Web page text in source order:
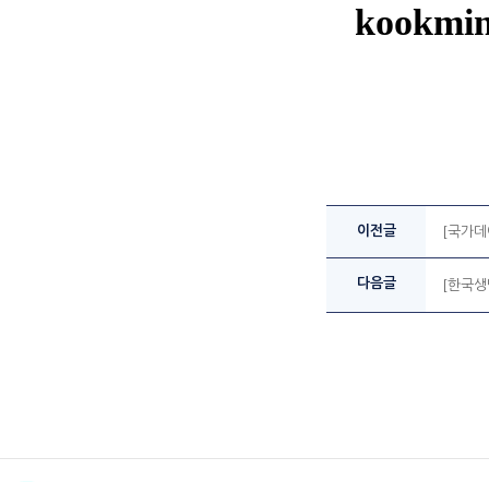
이전글 [국가
다음글 [한국